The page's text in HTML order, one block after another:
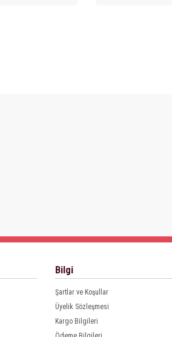
Bilgi
Şartlar ve Koşullar
Üyelik Sözleşmesi
Kargo Bilgileri